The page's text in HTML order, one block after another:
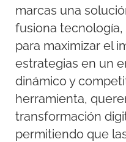
marcas una
fusiona
para maximizar el
estrategias en un
dinámico y
herramienta,
transformación
permitiendo que